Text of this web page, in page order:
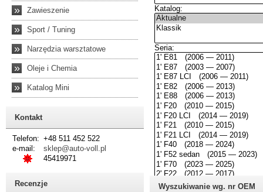
» Zawieszenie
» Sport / Tuning
» Narzędzia warsztatowe
» Oleje i Chemia
» Katalog Mini
Kontakt
Telefon: +48 511 452 522
e-mail:
sklep@auto-voll.pl
45419971
Recenzje Wyszukiwanie wg. nr OEM